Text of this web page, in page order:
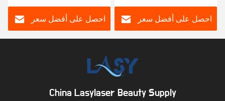
احصل على أفضل سعر
الشفاه العيون الرقبة الحلق
احصل على أفضل سعر
China Lasylaser Beauty Supply